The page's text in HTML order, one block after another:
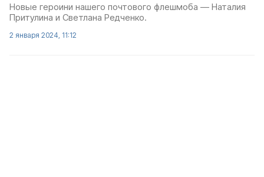
Новые героини нашего почтового флешмоба — Наталия
Притулина и Светлана Редченко.
2 января 2024, 11:12